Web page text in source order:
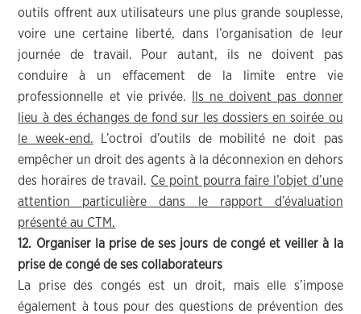
outils offrent aux utilisateurs une plus grande souplesse,
voire une certaine liberté, dans l’organisation de leur
journée de travail. Pour autant, ils ne doivent pas
conduire à un effacement de la limite entre vie
professionnelle et vie privée.
Ils ne doivent pas donner
lieu à des échanges de fond sur les dossiers en soirée ou
le week-end. L’octroi d’outils de mobilité ne doit pas
empêcher un droit des agents à la déconnexion en dehors
des horaires de travail. Ce point pourra faire l’objet d’une
attention particulière dans le rapport d’évaluation
présenté au CTM.
12. Organiser la prise de ses jours de congé et veiller à la
prise de congé de ses collaborateurs
La prise des congés est un droit, mais elle s’impose
également à tous pour des questions de prévention des